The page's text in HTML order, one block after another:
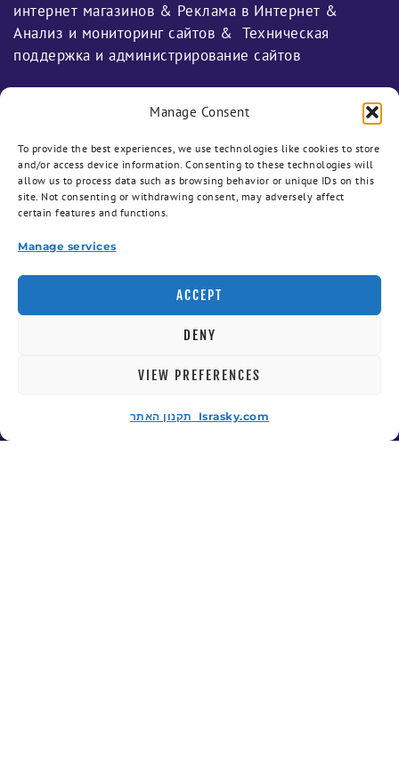
Manage Consent
To provide the best experiences, we use technologies like cookies to store
and/or access device information. Consenting to these technologies will
allow us to process data such as browsing behavior or unique IDs on this
site. Not consenting or withdrawing consent, may adversely affect
certain features and functions.
Manage services
ACCEPT
DENY
VIEW PREFERENCES
תקנון האתר Israsky.com
интернет магазинов & Реклама в Интернет &
Анализ и мониторинг сайтов & Техническая
поддержка и администрирование сайтов
* Цены, указанные на сайте не включают налоги.
НАВИГАЦИЯ
Полезные советы
Заказать сайт
Сайт-визитка
Продвижение сайтов
Заказать сайт для бизнеса
Создание сайта под ключ